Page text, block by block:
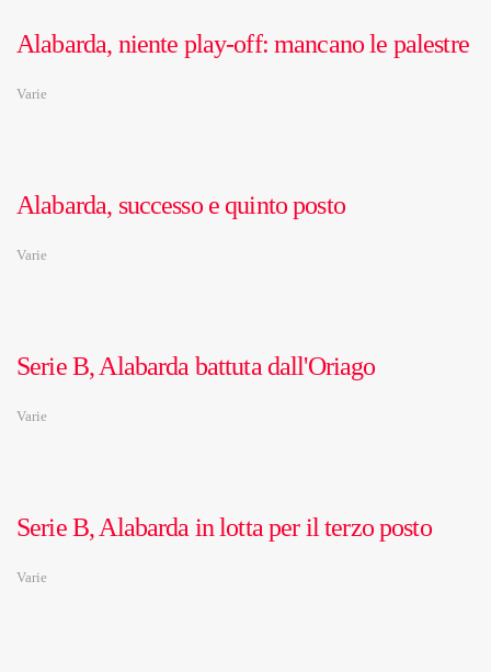
Alabarda, niente play-off: mancano le palestre
Varie
Alabarda, successo e quinto posto
Varie
Serie B, Alabarda battuta dall'Oriago
Varie
Serie B, Alabarda in lotta per il terzo posto
Varie